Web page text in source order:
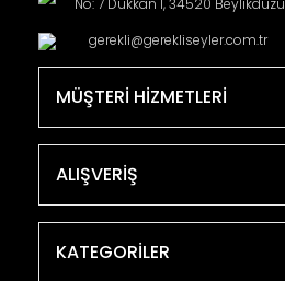
No: 7 Dükkan 1, 34520 Beylikdüzü
gerekli@gerekliseyler.com.tr
MÜŞTERİ HİZMETLERİ
ALIŞVERİŞ
KATEGORİLER